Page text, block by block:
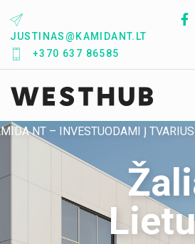
content
JUSTINAS@KAMIDANT.LT
+370 637 86585
NT – INVESTUODAMI Į